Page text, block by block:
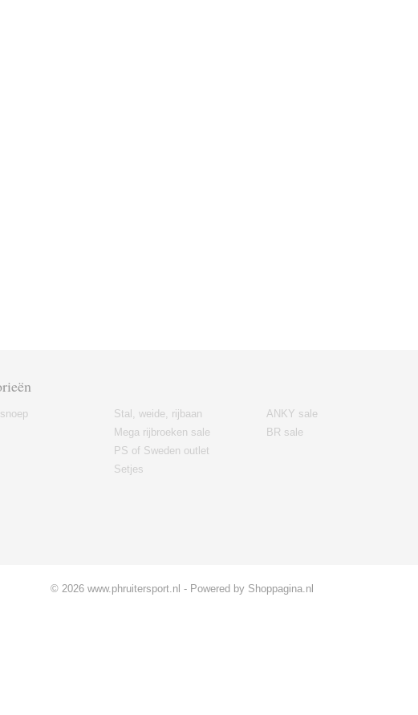
Stal, weide, rijbaan
Mega rijbroeken sale
PS of Sweden outlet
Setjes
ANKY sale
BR sale
© 2026 www.phruitersport.nl - Powered by Shoppagina.nl